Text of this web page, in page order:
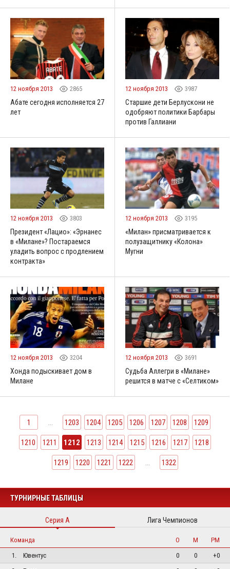
12 ноября 2013 2865
Абате сегодня исполняется 27
лет
12 ноября 2013 3987
Старшие дети Берлускони не
одобряют политики Барбары
против Галлиани
12 ноября 2013 3803
Президент «Лацио»: «Эрнанес
в «Милане»? Постараемся
уладить вопрос с продлением
контракта»
12 ноября 2013 3195
«Милан» присматривается к
полузащитнику «Колона»
Мугни
12 ноября 2013 3204
Хонда подыскивает дом в
Милане
12 ноября 2013 3691
Судьба Аллегри в «Милане»
решится в матче с «Селтиком»
1 ... 1203 1204 1205 1206 1207 1208 1209
1210 1211 1212 1213 1214 1215 1216 1217 1218
1219 1220 1221 1222 ... 1322
ТУРНИРНЫЕ ТАБЛИЦЫ
Серия А Лига Чемпионов
Команда О М
РМ
1.
Ювентус 0 0
+0